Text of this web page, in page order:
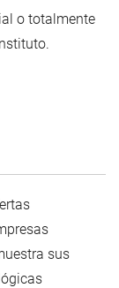
o totalmente
sus